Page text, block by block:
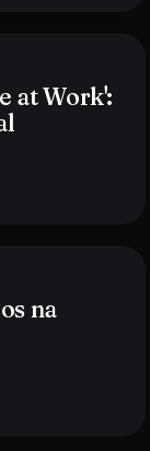
at Work':
na